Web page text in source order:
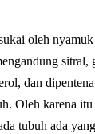
oleh nyamuk
sitral,
dan
Oleh karena
tubuh ada